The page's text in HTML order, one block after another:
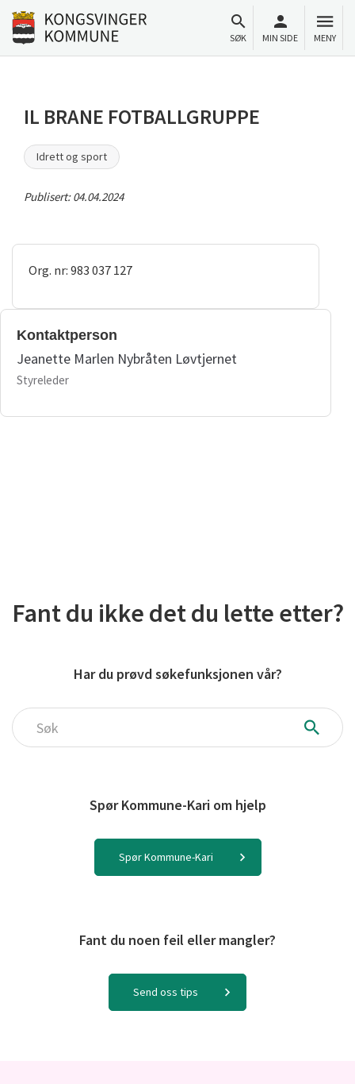
Til innhold
Gå til forsiden
SØK MIN SIDE MENY
IL BRANE FOTBALLGRUPPE
Idrett og sport
Publisert:04.04.2024
Org. nr: 983 037 127
Kontaktperson
Jeanette Marlen Nybråten Løvtjernet
Styreleder
Fant du ikke det du lette etter?
Har du prøvd søkefunksjonen vår?
Søk
Spør Kommune-Kari om hjelp
Spør Kommune-Kari
Fant du noen feil eller mangler?
Send oss tips